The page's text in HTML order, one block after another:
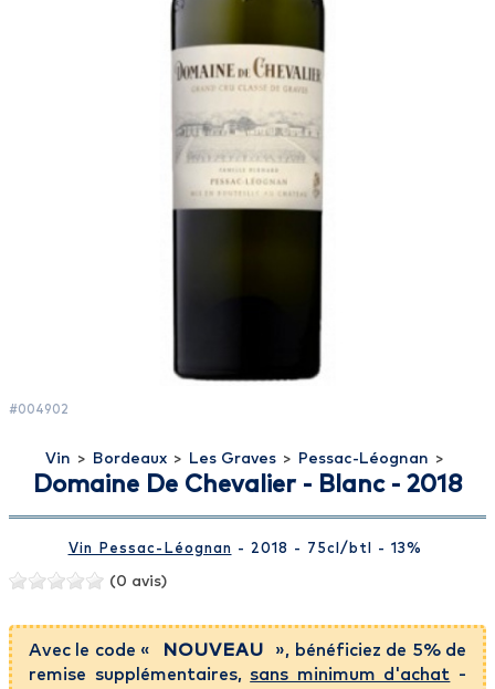
#004902
Vin > Bordeaux > Les Graves > Pessac-Léognan >
Domaine De Chevalier - Blanc - 2018
Vin Pessac-Léognan - 2018 - 75cl /btl - 13%
(0 avis)
Avec le code « NOUVEAU
», bénéficiez de 5% de
remise supplémentaires,sans minimum d'achat -